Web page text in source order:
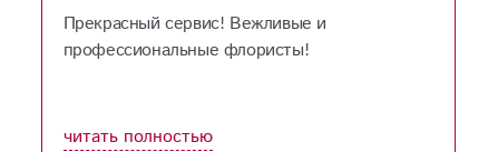
Прекрасный сервис! Вежливые и
профессиональные флористы!
читать полностью